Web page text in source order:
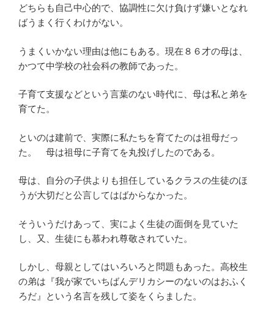
どちらも自己中心的で、協調性に欠け負けず嫌いとなれ
ばうまく行くわけがない。
うまくいかない理由は他にもある。現在８６才の母は、
かつて中学校の社会科の教師であった。
子育て支援などという言葉のない時代に、母は私と弟を
育てた。
といのは建前で、実際に私たちを育てたのは祖母だっ
た。 母は祖母に子育てを丸投げしたのである。
母は、自分の子供よりも担任しているクラスの生徒のほ
うが大切だと公言してはばからなかった。
そういうだけあって、実によく生徒の面倒を見ていた
し、又、生徒にも慕われ尊敬されていた。
しかし、母親としてはいろいろと問題もあった。高校生
の弟は『我が家でいちばんデリカシーのないのはおふく
ろだ』という名言を残して姿をくらました。